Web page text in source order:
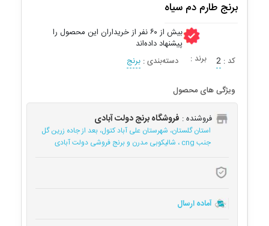
برنج طارم دم سیاه
بیش از ۶۰ نفر از خریداران این محصول را
پیشنهاد داده‌اند
کد :
2 برند : دسته‌بندی: برنج
ویژگی های محصول
فروشنده : فروشگاه برنج دولت آبادی
استان گلستان، شهرستان علی آباد کتول، بعد از جاده زرین گل
جنب cng ، شالیکوبی مدرن و برنج فروشی دولت آبادی
آماده ارسال